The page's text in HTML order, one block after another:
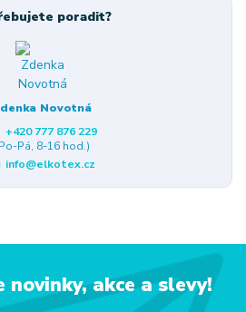
poradit?
Novotná
+420 777 876 229
Pá, 8-16 hod.)
info@elkotex.cz
novinky, akce a slevy!